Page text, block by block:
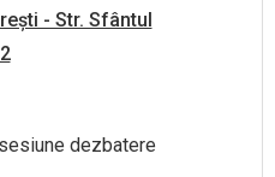
- Str. Sfântul
dezbatere